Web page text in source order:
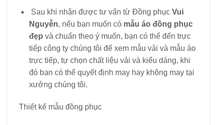
Sau khi nhận được tư vấn từ Đồng phục Vui
Nguyễn, nếu bạn muốn có mẫu áo đồng phục
đẹp và chuẩn theo ý muốn, bạn có thể đến trực
tiếp công ty chúng tôi để xem mẫu vải và mẫu áo
trực tiếp, tự chọn chất liệu vải và kiểu dáng, khi
đó bạn có thể quyết định may hay không may tại
xưởng chúng tôi.
Thiết kế mẫu đồng phục